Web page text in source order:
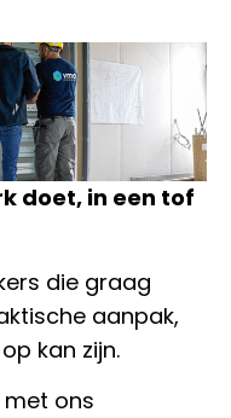
doet, in een tof
die graag
aanpak,
kan zijn.
ons